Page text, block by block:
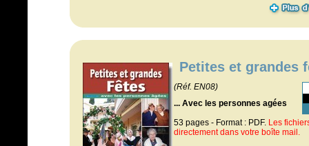
Petites et grandes
(Réf. EN08)
... Avec les personnes agées
53 pages - Format : PDF. Les
directement dans votre boîte mail.